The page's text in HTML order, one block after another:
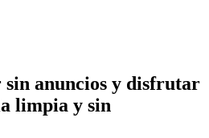
sin anuncios y disfrutar
limpia y sin